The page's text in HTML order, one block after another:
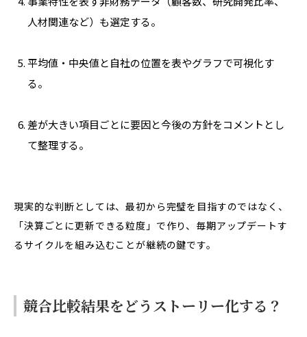
人材関連など）も選定する。
平均値・中央値と自社の位置を表やグラフで可視化す
る。
差が大きい項目ごとに要因と今後の方針をコメントとし
て整理する。
現実的な判断としては、最初から完璧を目指すのではなく、
「決算ごとに更新できる粒度」で作り、毎期アップデートす
るサイクルを組み込むことが継続の鍵です。
競合比較結果をどうストーリー化する？